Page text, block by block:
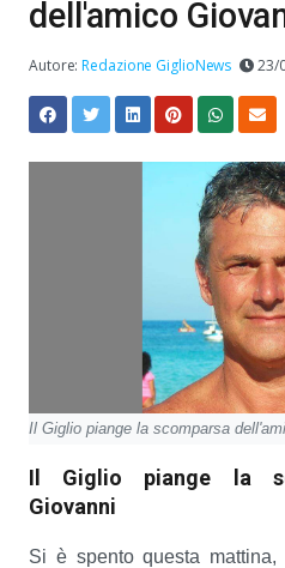
dell'amico
Autore:Redazione GiglioNews 23/
Il Giglio piange la scomparsa
Il Giglio piange la
Giovanni
Si è spento questa